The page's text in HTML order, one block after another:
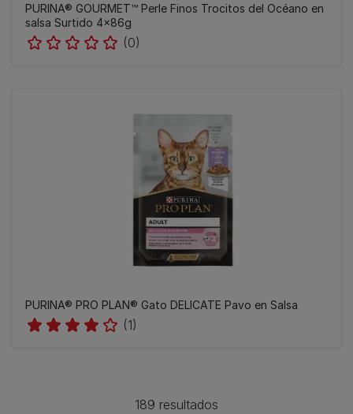
PURINA® GOURMET™ Perle Finos Trocitos del Océano en
salsa Surtido 4x86g
(0)
PURINA® PRO PLAN® Gato DELICATE Pavo en Salsa
(1)
189 resultados